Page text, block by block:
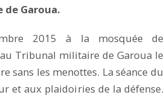
Garoua.
2015 à la mosquée de
Tribunal militaire de Garoua le
sans les menottes. La séance du
et aux plaidoiries de la défense.